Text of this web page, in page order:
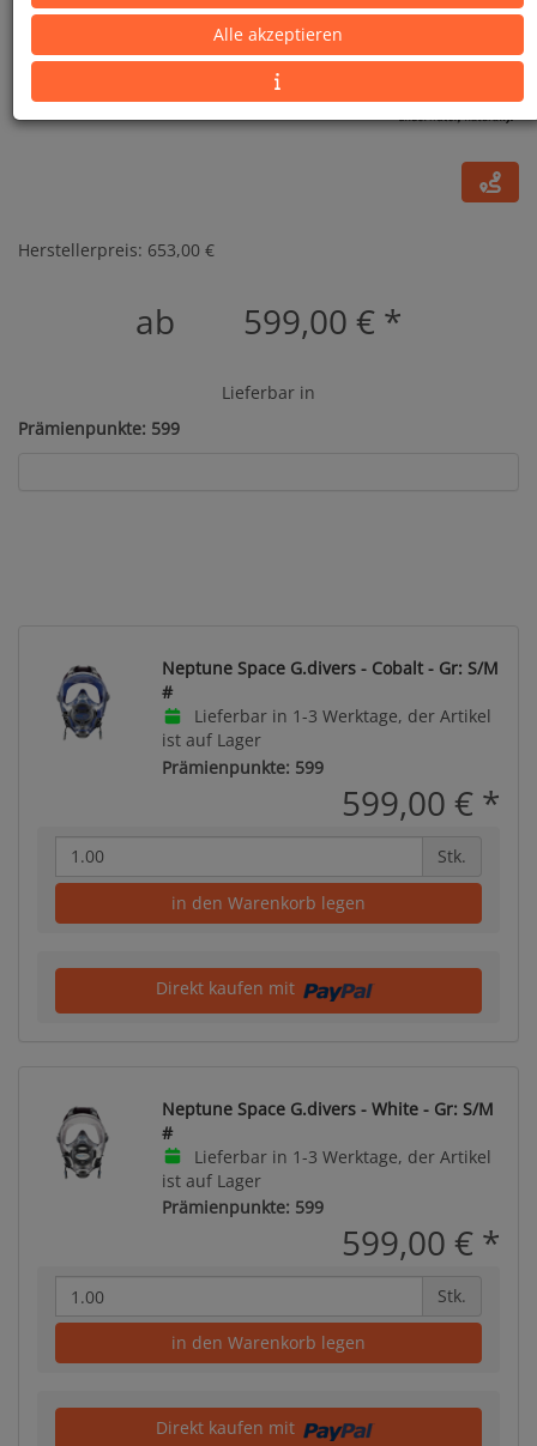
Artikelnr.: or-02501master
Herstellerpreis: 653,00 €
ab 599,00 € *
Lieferbar in
Prämienpunkte: 599
Neptune Space G.divers - Cobalt - Gr: S/M
#
Lieferbar in 1-3 Werktage, der Artikel
ist auf Lager
Prämienpunkte: 599
599,00 € *
Stk.
in den Warenkorb legen
Direkt kaufen mit
Neptune Space G.divers - White - Gr: S/M
#
Lieferbar in 1-3 Werktage, der Artikel
ist auf Lager
Prämienpunkte: 599
599,00 € *
Stk.
in den Warenkorb legen
Direkt kaufen mit
Alle akzeptieren